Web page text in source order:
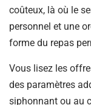
coûteux, là où le
personnel et une
forme du repas
Vous lisez les
des paramètres
siphonnant ou au